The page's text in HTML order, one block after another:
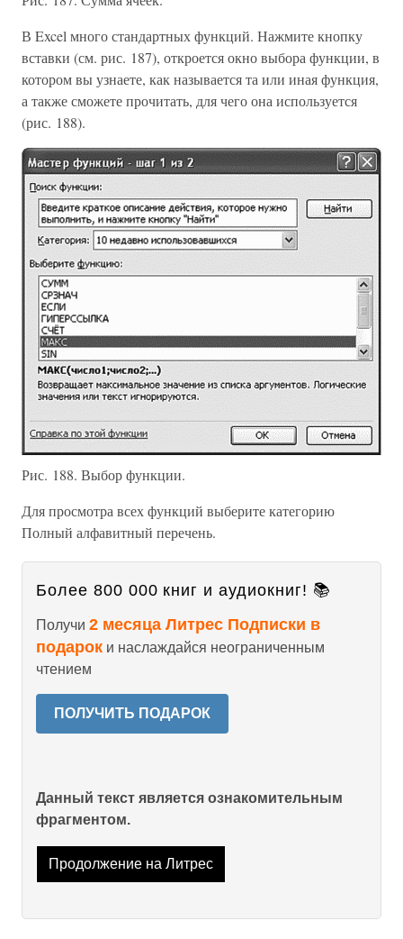
В Excel много стандартных функций. Нажмите кнопку
вставки (см. рис. 187), откроется окно выбора функции, в
котором вы узнаете, как называется та или иная функция,
а также сможете прочитать, для чего она используется
(рис. 188).
Рис. 188. Выбор функции.
Для просмотра всех функций выберите категорию
Полный алфавитный перечень.
Более 800 000 книг и аудиокниг! 📚
Получи 2 месяца Литрес Подписки в
подарок и наслаждайся неограниченным
чтением
ПОЛУЧИТЬ ПОДАРОК
Данный текст является ознакомительным
фрагментом.
Продолжение на Литрес